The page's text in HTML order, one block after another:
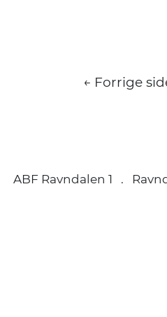
← Forrige
ABF Ravndalen 1 .